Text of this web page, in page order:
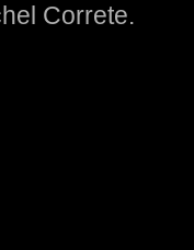
Correte.